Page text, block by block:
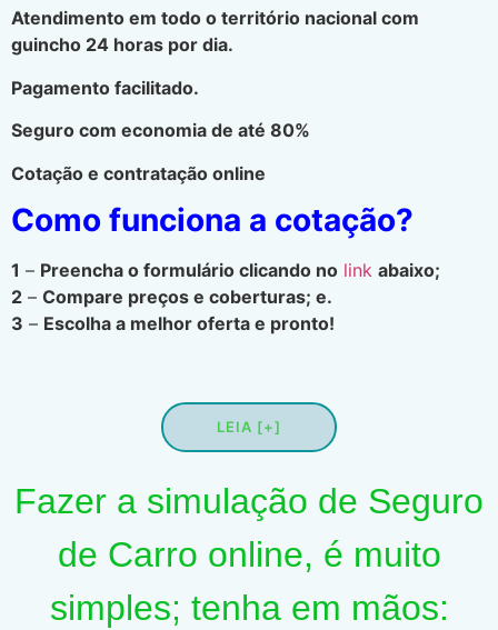
Atendimento em todo o território nacional com
guincho 24 horas por dia.
Pagamento facilitado.
Seguro com economia de até 80%
Cotação e contratação online
Como funciona a cotação?
1 – Preencha o formulário clicando no link abaixo;
2 – Compare preços e coberturas; e.
3 – Escolha a melhor oferta e pronto!
LEIA [+]
Fazer a simulação de Seguro
de Carro online, é muito
simples; tenha em mãos: